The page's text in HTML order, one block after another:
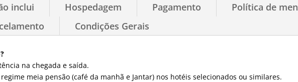
inclui Hospedagem Pagamento
Política de
Condições Gerais
na chegada e saída.
meia pensão (café da manhã e Jantar) nos hotéis selecionados ou similares.